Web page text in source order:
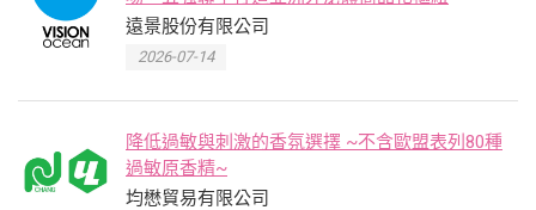
遠景股份有限公司
2026-07-14
降低過敏與刺激的香氛選擇 ~不含歐盟表列80種
過敏原香精~
均懋貿易有限公司